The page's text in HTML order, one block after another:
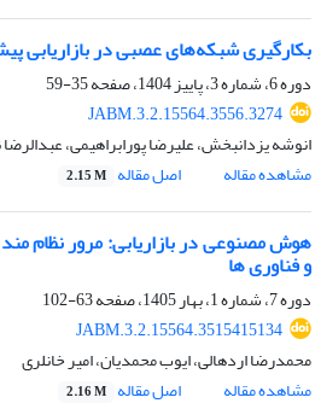
بکارگیری شبکه‌های عصبی در بازاریابی
دوره 6، شماره 3، پاییز 1404، صفحه
35-59
JABM.3.2.15564.3556.3274
انوشه یزدانبخش، علیرضا پورابراهیمی،
مشاهده مقاله
اصل مقاله 2.15 M
هوش مصنوعی در بازاریابی: مرور نظام
و فناوری ها
دوره 7، شماره 1، بهار 1405، صفحه
63-102
JABM.3.2.15564.3515415134
محمدرضا اردهالی، ایوب محمدیان، امیر خانلری
مشاهده مقاله
اصل مقاله 2.16 M